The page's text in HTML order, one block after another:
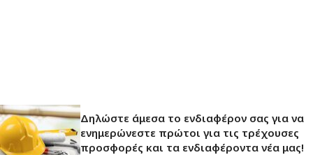
Δηλώστε άμεσα το ενδιαφέρον σας για να
ενημερώνεστε πρώτοι για τις τρέχουσες
προσφορές και τα ενδιαφέροντα νέα μας!